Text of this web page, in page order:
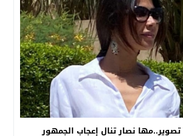
نصار تنال إعجاب الجمهور